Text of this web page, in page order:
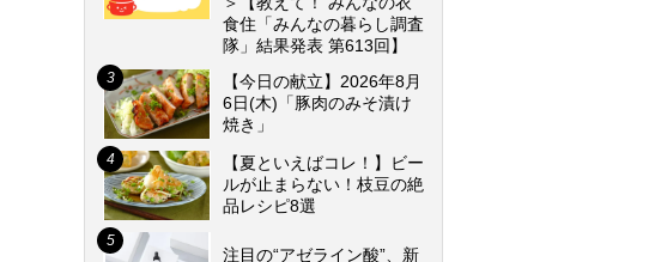
食住「みんなの暮らし調査
隊」結果発表 第613回】
【今日の献立】2026年8月
6日(木)「豚肉のみそ漬け
焼き」
【夏といえばコレ！】ビー
ルが止まらない！枝豆の絶
品レシピ8選
注目の“アゼライン酸”、新